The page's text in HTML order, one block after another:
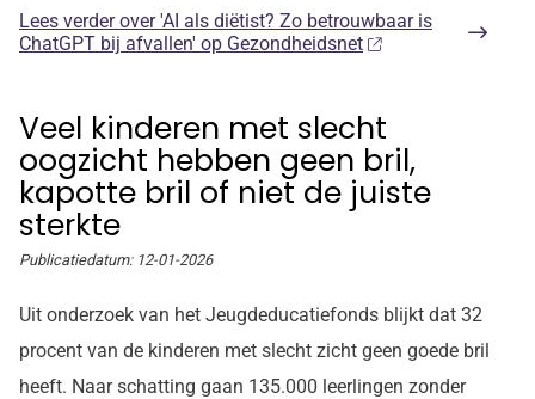
Lees verderover 'AI als diëtist? Zo betrouwbaar is
ChatGPT bij afvallen' op Gezondheidsnet
Veel kinderen met slecht
oogzicht hebben geen bril,
kapotte bril of niet de juiste
sterkte
Publicatiedatum: 12-01-2026
Uit onderzoek van het Jeugdeducatiefonds blijkt dat 32
procent van de kinderen met slecht zicht geen goede bril
heeft. Naar schatting gaan 135.000 leerlingen zonder